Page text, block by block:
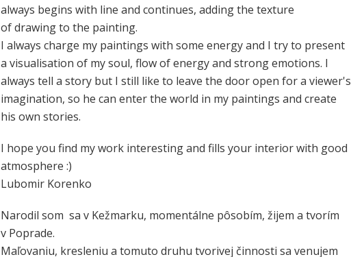
always begins with line and continues, adding the texture
of drawing to the painting.
I always charge my paintings with some energy and I try to present
a visualisation of my soul, flow of energy and strong emotions. I
always tell a story but I still like to leave the door open for a viewer's
imagination, so he can enter the world in my paintings and create
his own stories.
I hope you find my work interesting and fills your interior with good
atmosphere :)
Lubomir Korenko
Narodil som sa v Kežmarku, momentálne pôsobím, žijem a tvorím
v Poprade.
Maľovaniu, kresleniu a tomuto druhu tvorivej činnosti sa venujem